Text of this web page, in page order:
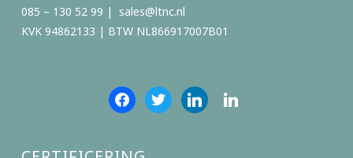
085 – 130 52 99 |
sales@ltnc.nl
KVK 94862133 | BTW NL866917007B01
facebooktwitter linkedin linkedin